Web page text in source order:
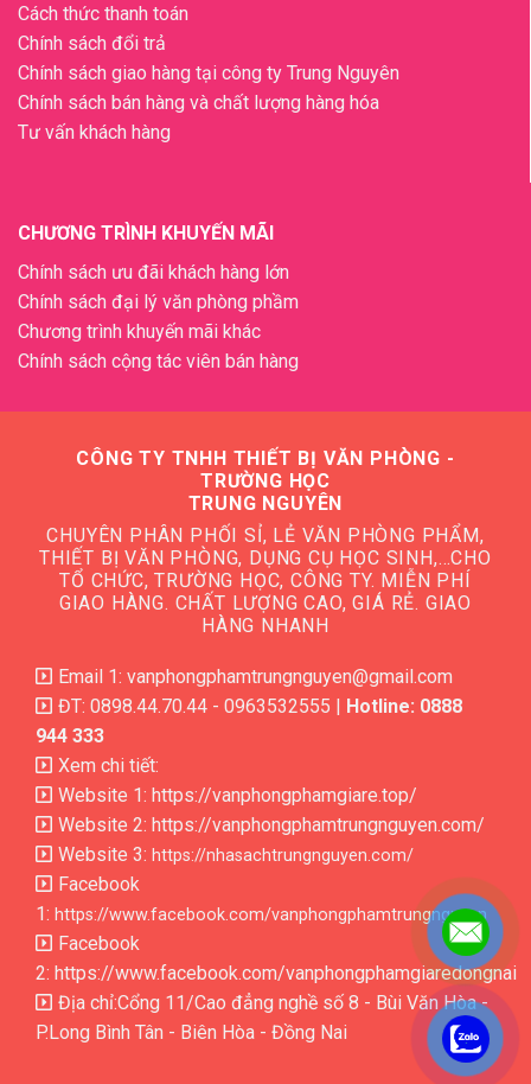
Cách thức thanh toán
Chính sách đổi trả
Chính sách giao hàng tại công ty Trung Nguyên
Chính sách bán hàng và chất lượng hàng hóa
Tư vấn khách hàng
CHƯƠNG TRÌNH KHUYẾN MÃI
Chính sách ưu đãi khách hàng lớn
Chính sách đại lý văn phòng phầm
Chương trình khuyến mãi khác
Chính sách cộng tác viên bán hàng
CÔNG TY TNHH THIẾT BỊ VĂN PHÒNG -
TRƯỜNG HỌC
TRUNG NGUYÊN
CHUYÊN PHÂN PHỐI SỈ, LẺ VĂN PHÒNG PHẨM,
THIẾT BỊ VĂN PHÒNG, DỤNG CỤ HỌC SINH,…CHO
TỔ CHỨC, TRƯỜNG HỌC, CÔNG TY. MIỄN PHÍ
GIAO HÀNG. CHẤT LƯỢNG CAO, GIÁ RẺ. GIAO
HÀNG NHANH
Email 1: vanphongphamtrungnguyen@gmail.com
ĐT: 0898.44.70.44 - 0963532555 | Hotline: 0888
944 333
Xem chi tiết:
Website 1: https://vanphongphamgiare.top/
Website 2: https://vanphongphamtrungnguyen.com/
Website 3: https://nhasachtrungnguyen.com/
Facebook
1: https://www.facebook.com/vanphongphamtrungnguyen
Facebook
2: https://www.facebook.com/vanphongphamgiaredongnai
Địa chỉ:Cổng 11/Cao đẳng nghề số 8 - Bùi Văn Hòa -
P.Long Bình Tân - Biên Hòa - Đồng Nai
.